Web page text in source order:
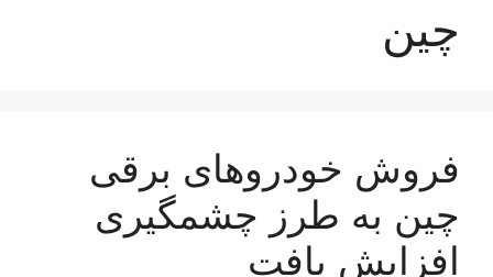
چین
فروش خودروهای برقی
چین به طرز چشمگیری
افزایش یافت